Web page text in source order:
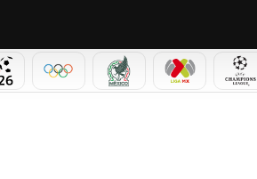
2026
OLÍMPICOSSELECCIÓN MEXICANA
LIGA MX